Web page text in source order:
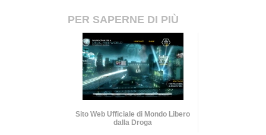
PER SAPERNE DI PIÙ
Sito Web Ufficiale di Mondo Libero
dalla Droga